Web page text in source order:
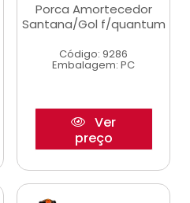
Porca Amortecedor
Santana/Gol f/quantum
Código: 9286
Embalagem: PC
Ver
preço